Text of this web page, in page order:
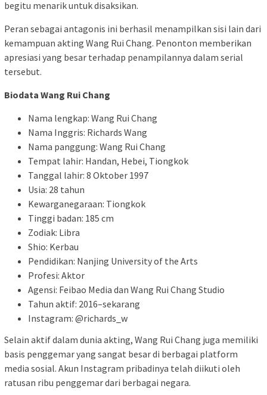
begitu menarik untuk disaksikan.
Peran sebagai antagonis ini berhasil menampilkan sisi lain dari
kemampuan akting Wang Rui Chang. Penonton memberikan
apresiasi yang besar terhadap penampilannya dalam serial
tersebut.
Biodata Wang Rui Chang
Nama lengkap: Wang Rui Chang
Nama Inggris: Richards Wang
Nama panggung: Wang Rui Chang
Tempat lahir: Handan, Hebei, Tiongkok
Tanggal lahir: 8 Oktober 1997
Usia: 28 tahun
Kewarganegaraan: Tiongkok
Tinggi badan: 185 cm
Zodiak: Libra
Shio: Kerbau
Pendidikan: Nanjing University of the Arts
Profesi: Aktor
Agensi: Feibao Media dan Wang Rui Chang Studio
Tahun aktif: 2016–sekarang
Instagram: @richards_w
Selain aktif dalam dunia akting, Wang Rui Chang juga memiliki
basis penggemar yang sangat besar di berbagai platform
media sosial. Akun Instagram pribadinya telah diikuti oleh
ratusan ribu penggemar dari berbagai negara.